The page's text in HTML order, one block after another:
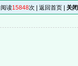
阅读15848次 | 返回首页 关